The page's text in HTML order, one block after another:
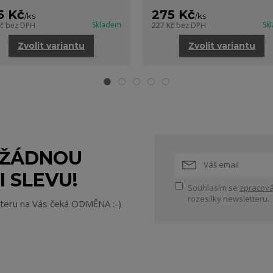
Kč/ks
bez DPH Skladem
Zvolit variantu
275 Kč/ks
227 Kč bez DPH
Zvolit variantu
SLEVU!
na Vás čeká ODMĚNA :-)
Souhlasím se
rozesílky newsletteru.